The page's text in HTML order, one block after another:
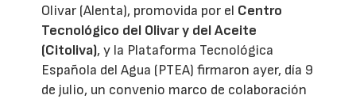
Olivar (Alenta), promovida por el Centro
Tecnológico del Olivar y del Aceite
(Citoliva), y la Plataforma Tecnológica
Española del Agua (PTEA) firmaron ayer, día 9
de julio, un convenio marco de colaboración